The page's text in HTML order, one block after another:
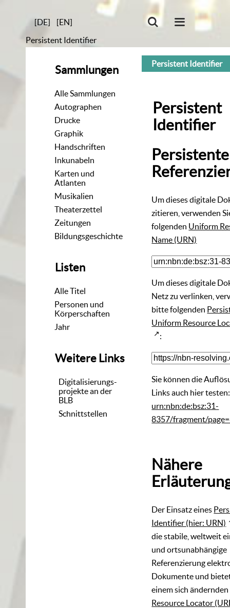
[DE]
[EN]
Persistent Identifier
Sammlungen
Alle Sammlungen
Autographen
Drucke
Graphik
Handschriften
Inkunabeln
Karten und
Atlanten
Musikalien
Theaterzettel
Zeitungen
Bildungsgeschichte
Listen
Alle Titel
Personen und
Körperschaften
Jahr
Weitere Links
Digitalisierungs-
projekte an der
BLB
Schnittstellen
Persistent Identifier
Persistent
Identifier
Persistente
Um dieses digitale
zitieren, verwenden
folgenden Uniform
Name (URN)
Um dieses digitale
Netz zu verlinken,
bitte folgenden
Uniform Resource
:
Sie können die
Links auch hier testen:
urn:nbn:de:bsz:31-
8357/fragment/
Nähere
Der Einsatz eines
Identifier (hier: URN)
die stabile, weltweit
und ortsunabhängige
Referenzierung
Dokumente und
einem sich ändernden
Resource Locator